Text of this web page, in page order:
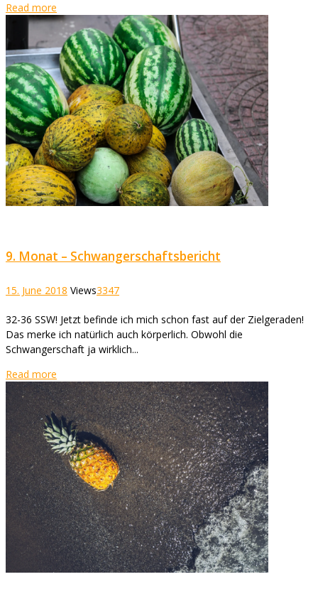
Read more
9. Monat – Schwangerschaftsbericht
15. June 2018 Views3347
32-36 SSW! Jetzt befinde ich mich schon fast auf der Zielgeraden!
Das merke ich natürlich auch körperlich. Obwohl die
Schwangerschaft ja wirklich...
Read more